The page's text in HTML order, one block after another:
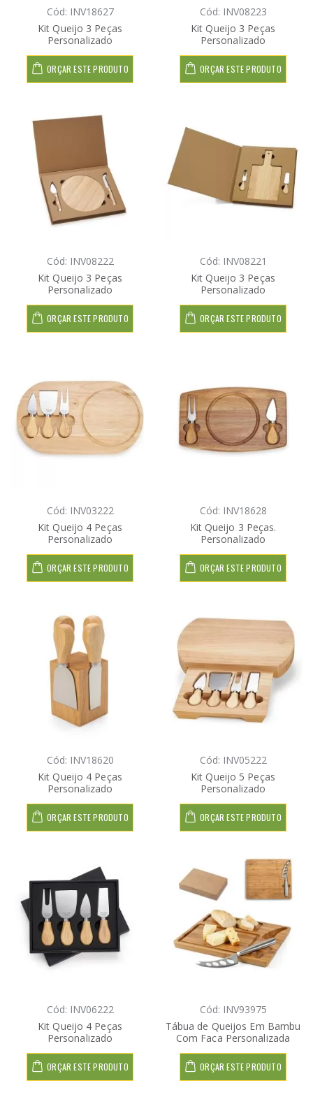
Cód: INV18627
Kit Queijo 3 Peças
Personalizado
ORÇAR ESTE PRODUTO
Cód: INV08223
Kit Queijo 3 Peças
Personalizado
ORÇAR ESTE PRODUTO
Cód: INV08222
Kit Queijo 3 Peças
Personalizado
ORÇAR ESTE PRODUTO
Cód: INV08221
Kit Queijo 3 Peças
Personalizado
ORÇAR ESTE PRODUTO
Cód: INV03222
Kit Queijo 4 Peças
Personalizado
ORÇAR ESTE PRODUTO
Cód: INV18628
Kit Queijo 3 Peças.
Personalizado
ORÇAR ESTE PRODUTO
Cód: INV18620
Kit Queijo 4 Peças
Personalizado
ORÇAR ESTE PRODUTO
Cód: INV05222
Kit Queijo 5 Peças
Personalizado
ORÇAR ESTE PRODUTO
Cód: INV06222
Kit Queijo 4 Peças
Personalizado
ORÇAR ESTE PRODUTO
Cód: INV93975
Tábua de Queijos Em Bambu
Com Faca Personalizada
ORÇAR ESTE PRODUTO